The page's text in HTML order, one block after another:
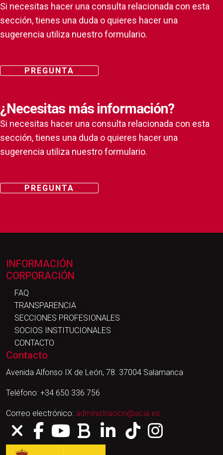
Si necesitas hacer una consulta relacionada con esta
sección, tienes una duda o quieres hacer una
sugerencia utiliza nuestro formulario.
PREGUNTA
¿Necesitas más información?
Si necesitas hacer una consulta relacionada con esta
sección, tienes una duda o quieres hacer una
sugerencia utiliza nuestro formulario.
PREGUNTA
INFORMACIÓN
CORPORACIÓN
FAQ
TRANSPARENCIA
SECCIONES PROFESIONALES
SOCIOS INSTITUCIONALES
CONTACTO
Contacto
Avenida Alfonso IX de León, 78. 37004 Salamanca
Teléfono: +34 650 336 756
Correo electrónico: administracion@acal.es